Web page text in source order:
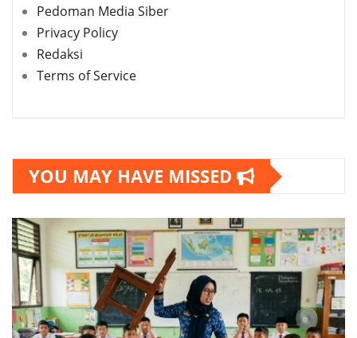
Pedoman Media Siber
Privacy Policy
Redaksi
Terms of Service
YOU MAY HAVE MISSED